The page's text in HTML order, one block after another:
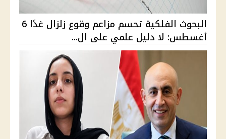
البحوث الفلكية تحسم مزاعم وقوع زلزال غدًا 6
أغسطس: لا دليل علمي على ال...